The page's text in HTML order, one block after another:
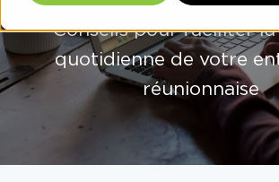
Conseils pour faciliter
quotidienne de votre
réunionnaise